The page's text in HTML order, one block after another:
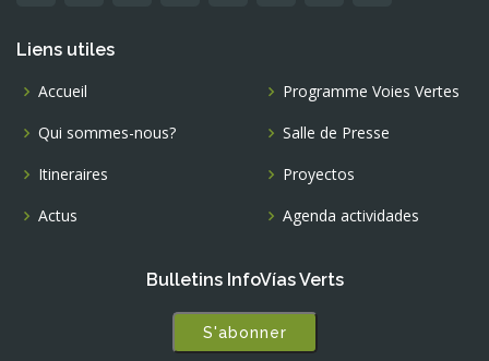
Liens utiles
Accueil
Qui sommes-nous?
Itineraires
Actus
Programme Voies Vertes
Salle de Presse
Proyectos
Agenda actividades
Bulletins InfoVías Verts
S'abonner